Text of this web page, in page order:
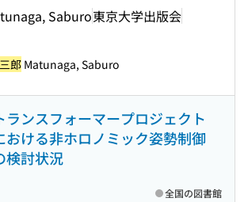
Saburo東京大学出版会
郎Matunaga, Saburo
ランスフォーマープロジェクト
おける非ホロノミック姿勢制御
検討状況
全国の図書館